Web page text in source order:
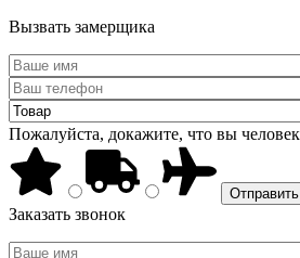
Вызвать замерщика
Пожалуйста, докажите, что вы
Заказать звонок